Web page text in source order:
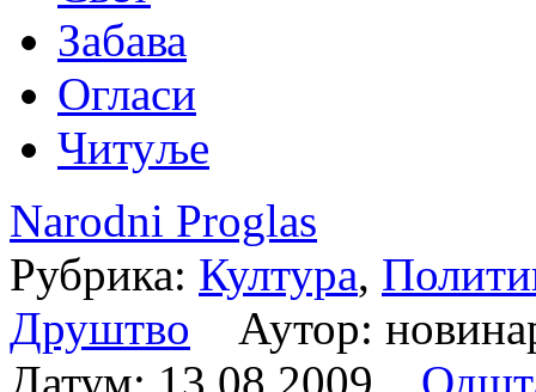
Забава
Огласи
Читуље
Narodni Proglas
Рубрика: Култура,
Друштво Аутор:
Датум: 13.08.2009